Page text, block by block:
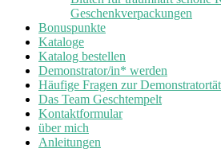
Geschenkverpackungen
Bonuspunkte
Kataloge
Katalog bestellen
Demonstrator/in* werden
Häufige Fragen zur
Das Team Geschtempelt
Kontaktformular
über mich
Anleitungen